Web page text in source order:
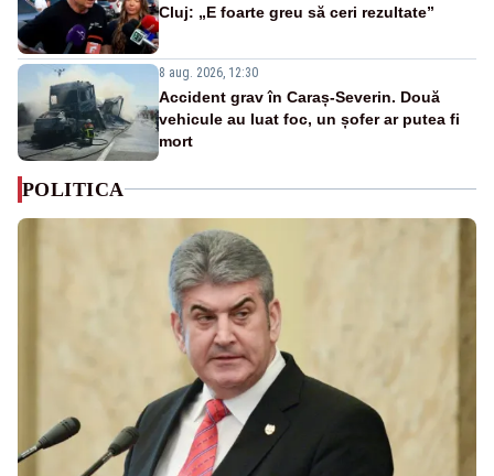
Cluj: „E foarte greu să ceri rezultate”
8 aug. 2026, 12:30
Accident grav în Caraș-Severin. Două
vehicule au luat foc, un șofer ar putea fi
mort
POLITICA